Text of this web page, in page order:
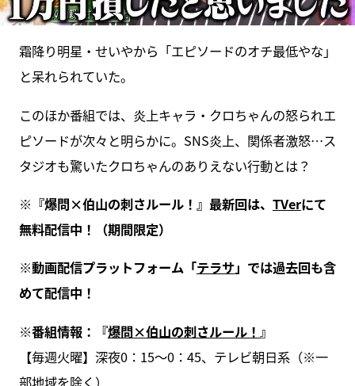
霜降り明星・せいやから「エピソードのオチ最低やな」
と呆れられていた。
このほか番組では、炎上キャラ・クロちゃんの怒られエ
ピソードが次々と明らかに。SNS炎上、関係者激怒…ス
タジオも驚いたクロちゃんのありえない行動とは？
※『爆問×伯山の刺さルール！』最新回は、 TVerにて
無料配信中！（期間限定）
※動画配信プラットフォーム「テラサ」では過去回も含
めて配信中！
※番組情報：『爆問×伯山の刺さルール！ 』
【毎週火曜】深夜0：15～0：45、テレビ朝日系（※一
部地域を除く）